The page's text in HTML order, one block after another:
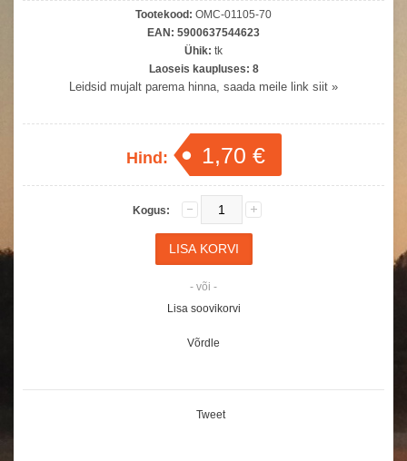
Tootekood: OMC-01105-70
EAN: 5900637544623
Ühik: tk
Laoseis kaupluses: 8
Leidsid mujalt parema hinna, saada meile link siit »
Hind: 1,70 €
Kogus:
- või -
Lisa soovikorvi
Võrdle
Tweet